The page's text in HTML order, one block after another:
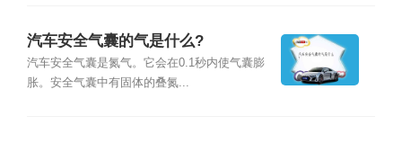
汽车安全气囊的气是什么?
汽车安全气囊是氮气。它会在0.1秒内使气囊膨
胀。安全气囊中有固体的叠氮...